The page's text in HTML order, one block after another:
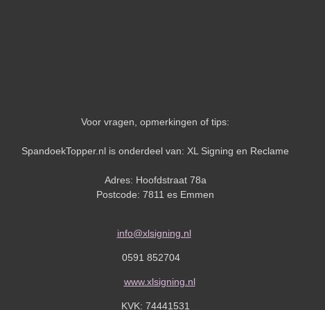
Voor vragen, opmerkingen of tips:
SpandoekTopper.nl is onderdeel van: XL Signing en Reclame
Adres: Hoofdstraat 78a
Postcode: 7811 es Emmen
info@xlsigning.nl
0591 852704
www.xlsigning.nl
KVK: 74441531